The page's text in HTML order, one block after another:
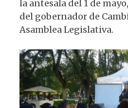
la antesala del 1 de
del gobernador de
Asamblea Legislativa.